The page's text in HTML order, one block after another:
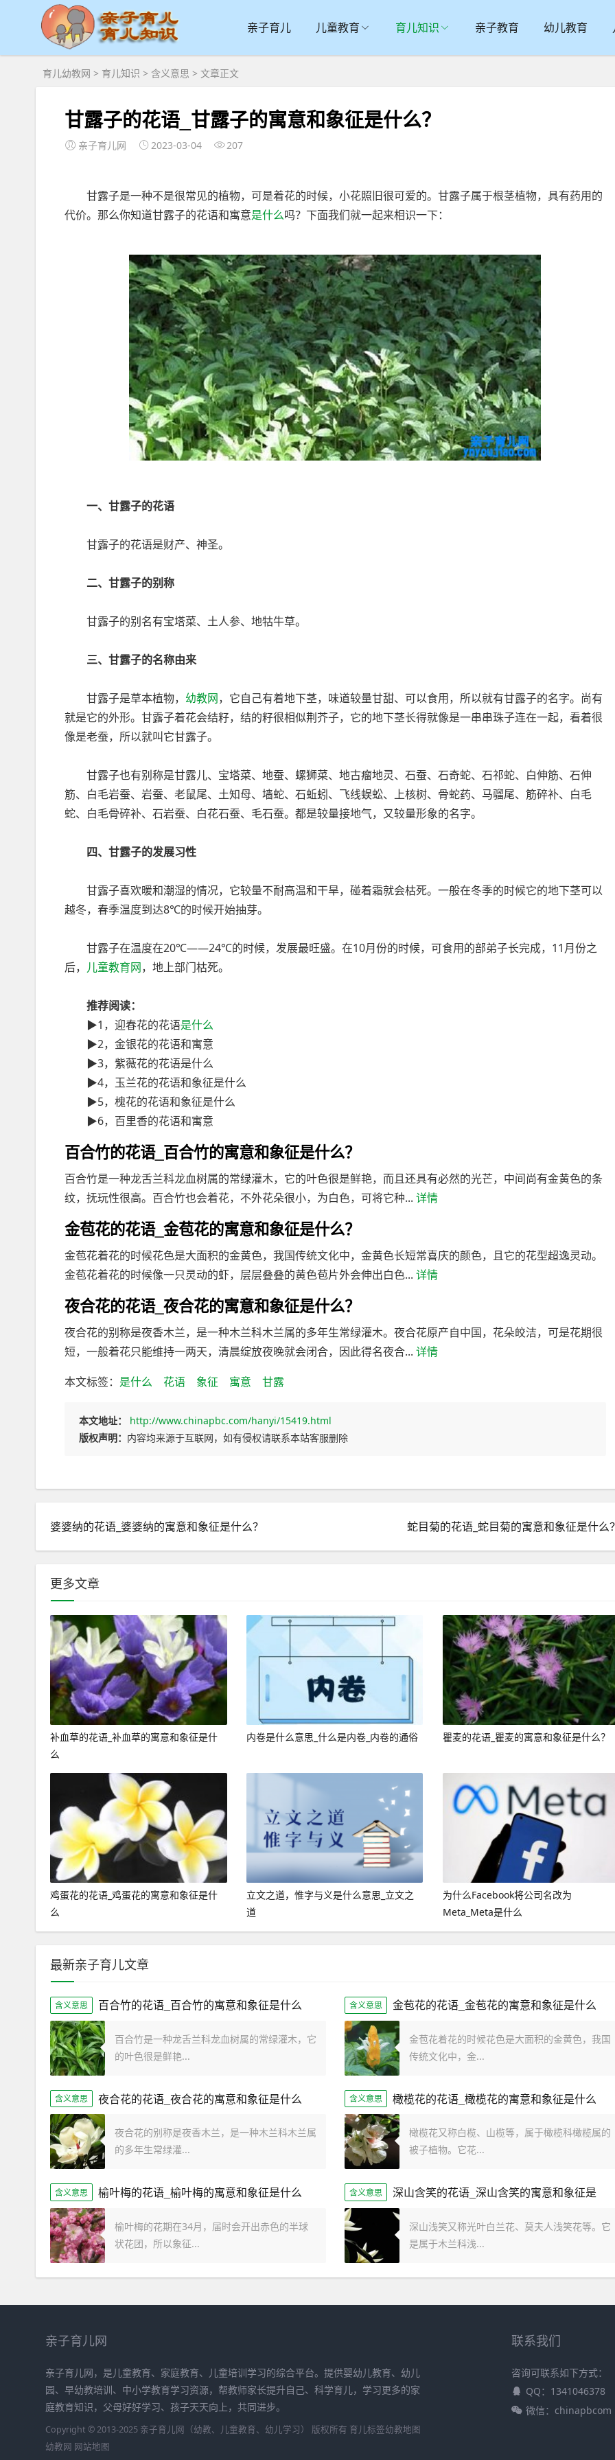
亲子育儿 儿童教育 育儿知识 亲子教育 幼儿教育
育儿幼教网 > 育儿知识 > 含义意思 > 文章正文
甘露子的花语_甘露子的寓意和象征是什么？
亲子育儿网 2023-03-04 207
甘露子是一种不是很常见的植物，可是着花的时候，小花照旧很可爱的。甘露子属于根茎植物，具有药用的
代价。那么你知道甘露子的花语和寓意是什么吗？下面我们就一起来相识一下：
一、甘露子的花语
甘露子的花语是财产、神圣。
二、甘露子的别称
甘露子的别名有宝塔菜、土人参、地牯牛草。
三、甘露子的名称由来
甘露子是草本植物， 幼教网，它自己有着地下茎，味道较量甘甜、可以食用，所以就有甘露子的名字。尚有
就是它的外形。甘露子着花会结籽，结的籽很相似荆芥子，它的地下茎长得就像是一串串珠子连在一起，看着很
像是老蚕，所以就叫它甘露子。
甘露子也有别称是甘露儿、宝塔菜、地蚕、螺狮菜、地古瘤地灵、石蚕、石奇蛇、石祁蛇、白伸筋、石伸
筋、白毛岩蚕、岩蚕、老鼠尾、土知母、墙蛇、石蚯蚓、飞线蜈蚣、上核树、骨蛇药、马骝尾、筋碎补、白毛
蛇、白毛骨碎补、石岩蚕、白花石蚕、毛石蚕。都是较量接地气，又较量形象的名字。
四、甘露子的发展习性
甘露子喜欢暖和潮湿的情况，它较量不耐高温和干旱，碰着霜就会枯死。一般在冬季的时候它的地下茎可以
越冬，春季温度到达8℃的时候开始抽芽。
甘露子在温度在20℃——24℃的时候，发展最旺盛。在10月份的时候，可食用的部弟子长完成，11月份之
后， 儿童教育网，地上部门枯死。
推荐阅读：
▶1，迎春花的花语是什么
▶2，金银花的花语和寓意
▶3，紫薇花的花语是什么
▶4，玉兰花的花语和象征是什么
▶5，槐花的花语和象征是什么
▶6，百里香的花语和寓意
百合竹的花语_百合竹的寓意和象征是什么？
百合竹是一种龙舌兰科龙血树属的常绿灌木，它的叶色很是鲜艳，而且还具有必然的光芒，中间尚有金黄色的条
纹，抚玩性很高。百合竹也会着花，不外花朵很小，为白色，可将它种... 详情
金苞花的花语_金苞花的寓意和象征是什么？
金苞花着花的时候花色是大面积的金黄色，我国传统文化中，金黄色长短常喜庆的颜色，且它的花型超逸灵动。
金苞花着花的时候像一只灵动的虾，层层叠叠的黄色苞片外会伸出白色... 详情
夜合花的花语_夜合花的寓意和象征是什么？
夜合花的别称是夜香木兰，是一种木兰科木兰属的多年生常绿灌木。夜合花原产自中国，花朵皎洁，可是花期很
短，一般着花只能维持一两天，清晨绽放夜晚就会闭合，因此得名夜合... 详情
本文标签： 是什么 花语 象征 寓意 甘露
本文地址：
http://www.chinapbc.com/hanyi/15419.html
版权声明： 内容均来源于互联网，如有侵权请联系本站客服删除
婆婆纳的花语_婆婆纳的寓意和象征是什么？ 蛇目菊的花语_蛇目菊的寓意和象征是什么
更多文章
补血草的花语_补血草的寓意和象征是什
么
内卷是什么意思_什么是内卷_内卷的通俗 瞿麦的花语_瞿麦的寓意和象征是什么？
鸡蛋花的花语_鸡蛋花的寓意和象征是什
么
立文之道，惟字与义是什么意思_立文之
道
为什么Facebook将公司名改为
Meta_Meta是什么
最新亲子育儿文章
含义意思 百合竹的花语_百合竹的寓意和象征是什么
百合竹是一种龙舌兰科龙血树属的常绿灌木，它
的叶色很是鲜艳...
含义意思 金苞花的花语_金苞花的寓意和象征是什么
金苞花着花的时候花色是大面积的金黄色，我国
传统文化中，金...
含义意思 夜合花的花语_夜合花的寓意和象征是什么
夜合花的别称是夜香木兰，是一种木兰科木兰属
的多年生常绿灌...
含义意思 橄榄花的花语_橄榄花的寓意和象征是什么
橄榄花又称白榄、山榄等，属于橄榄科橄榄属的
被子植物。它花...
含义意思 榆叶梅的花语_榆叶梅的寓意和象征是什么
榆叶梅的花期在34月，届时会开出赤色的半球
状花团，所以象征...
含义意思 深山含笑的花语_深山含笑的寓意和象征是
深山浅笑又称光叶白兰花、莫夫人浅笑花等。它
是属于木兰科浅...
亲子育儿网
亲子育儿网，是儿童教育、家庭教育、儿童培训学习的综合平台。提供婴幼儿教育、幼儿
园、早幼教培训、中小学教育学习资源，帮教师家长提升自己、科学育儿，学习更多的家
庭教育知识，父母好好学习、孩子天天向上，共同进步。
Copyright © 2013-2025 亲子育儿网（幼教、儿童教育、幼儿学习） 版权所有 育儿标签幼教地图
幼教网 网站地图
联系我们
咨询可联系如下方式：
QQ：1341046378
微信：chinapbcom